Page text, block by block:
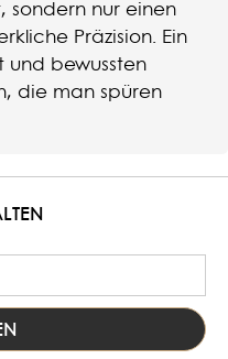
sondern nur einen
Präzision. Ein
und bewussten
die man spüren